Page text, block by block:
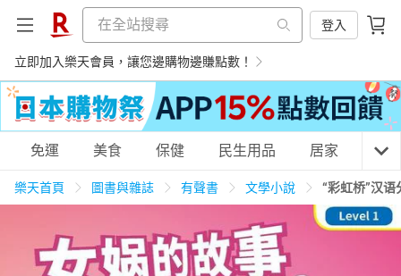
登入
立即加入樂天會員，讓您邊購物邊賺點數！
購物網分類
天天免運 美食蛋糕 養生保健
免運 美食 保健 民生用品 居家 3C
樂天首頁 圖書與雜誌 有聲書 文學小說 “彩虹桥”汉